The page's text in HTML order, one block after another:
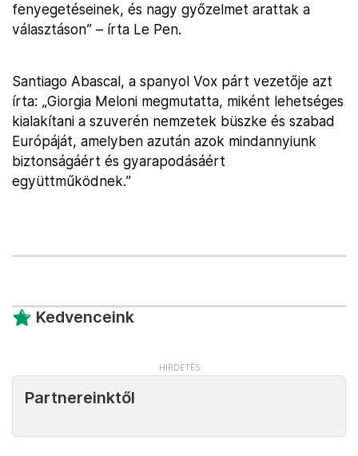
fenyegetéseinek, és nagy győzelmet arattak a
választáson” – írta Le Pen.
Santiago Abascal, a spanyol Vox párt vezetője azt
írta: „Giorgia Meloni megmutatta, miként lehetséges
kialakítani a szuverén nemzetek büszke és szabad
Európáját, amelyben azután azok mindannyiunk
biztonságáért és gyarapodásáért
együttműködnek.”
Kedvenceink
Partnereinktől